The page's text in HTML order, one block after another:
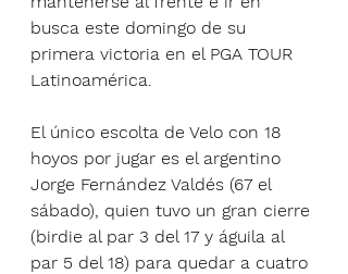
busca este domingo de su
primera victoria en el PGA TOUR
Latinoamérica.
El único escolta de Velo con 18
hoyos por jugar es el argentino
Jorge Fernández Valdés (67 el
sábado), quien tuvo un gran cierre
(birdie al par 3 del 17 y águila al
par 5 del 18) para quedar a cuatro